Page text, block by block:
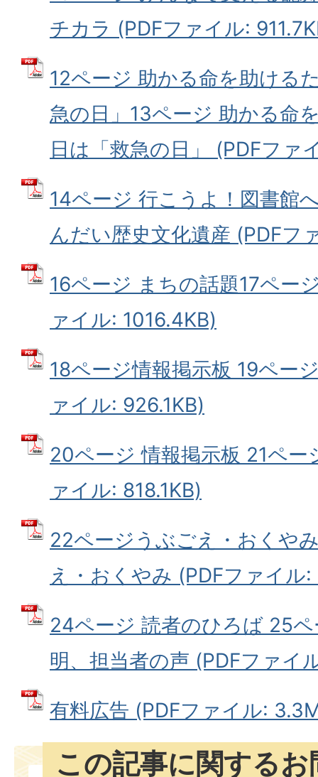
チカラ (PDFファイル:
12ページ 助かる命を助ける
急の日」13ページ 助かる命
日は「救急の日」 (PDFファ
14ページ 行こうよ！図書館
んだい歴史文化遺産 (PDFフ
16ページ まちの話題17ペー
ァイル: 1016.4KB)
18ページ情報掲示板 19ペー
ァイル: 926.1KB)
20ページ 情報掲示板 21ペー
ァイル: 818.1KB)
22ページうぶごえ・おくや
え・おくやみ (PDFファイル:
24ページ 読者のひろば 25
明、担当者の声 (PDFファイ
有料広告 (PDFファイル:
この記事に関する